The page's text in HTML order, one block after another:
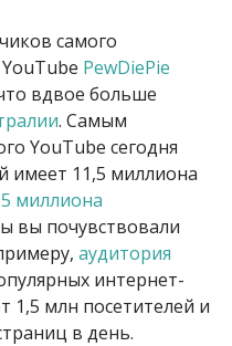
самого
PewDiePie
вдвое больше
. Самым
YouTube сегодня
имеет 11,5 миллиона
миллиона
вы почувствовали
аудитория
интернет-
1,5 млн посетителей и
в день.